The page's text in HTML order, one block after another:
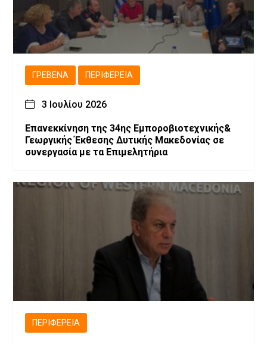
ΓΡΕΒΕΝΆ ΠΕΡΙΦΈΡΕΙΑ
3 Ιουλίου 2026
Επανεκκίνηση της 34ης Εμποροβιοτεχνικής&
Γεωργικής Έκθεσης Δυτικής Μακεδονίας σε
συνεργασία με τα Επιμελητήρια
ΠΕΡΙΦΈΡΕΙΑ